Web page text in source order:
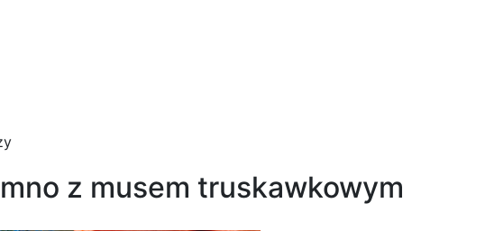
z musem truskawkowym